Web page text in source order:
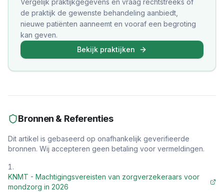
Vergelijk praktijkgegevens en vraag rechtstreeks of
de praktijk de gewenste behandeling aanbiedt,
nieuwe patiënten aanneemt en vooraf een begroting
kan geven.
Bekijk praktijken
Bronnen & Referenties
Dit artikel is gebaseerd op onafhankelijk geverifieerde
bronnen. Wij accepteren geen betaling voor vermeldingen.
KNMT - Machtigingsvereisten van zorgverzekeraars voor
mondzorg in 2026